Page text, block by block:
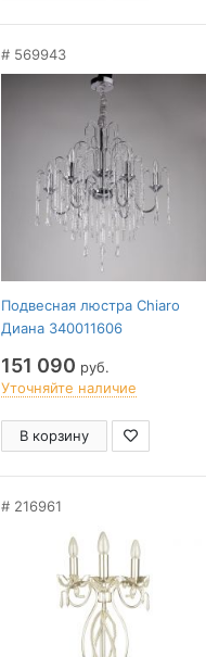
569943
Подвесная люстра Chiaro
Диана 340011606
151 090 руб.
Уточняйте наличие
В корзину
216961